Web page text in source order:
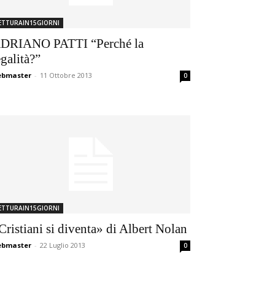
PATTI “Perché la
- 11 Ottobre 2013 0
si diventa» di Albert Nolan
- 22 Luglio 2013 0